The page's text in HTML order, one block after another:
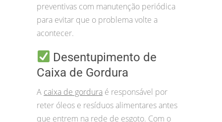
preventivas com manutenção periódica
para evitar que o problema volte a
acontecer.
Desentupimento de
Caixa de Gordura
A caixa de gordura é responsável por
reter óleos e resíduos alimentares antes
que entrem na rede de esgoto. Com o